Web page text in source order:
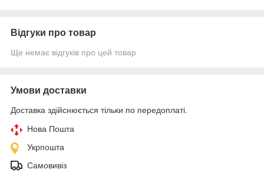
Відгуки про товар
Ще немає відгуків про цей товар
Умови доставки
Доставка здійснюється тільки по передоплаті.
Нова Пошта
Укрпошта
Самовивіз